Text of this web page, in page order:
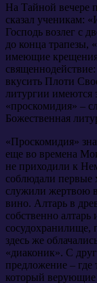
На Тайной вечере
сказал ученикам:
Господь возлег с
до конца трапезы,
имеющие
вкусить Плоти
литургии имеются
«проскомидия» –
Божественная
«Проскомидия»
еще во времена
не приходили к
соблюдали первые
служили жертвою
вино. Алтарь в
собственно
сосудохранилище,
здесь же
«диаконик». С
предложение – где
который верующие